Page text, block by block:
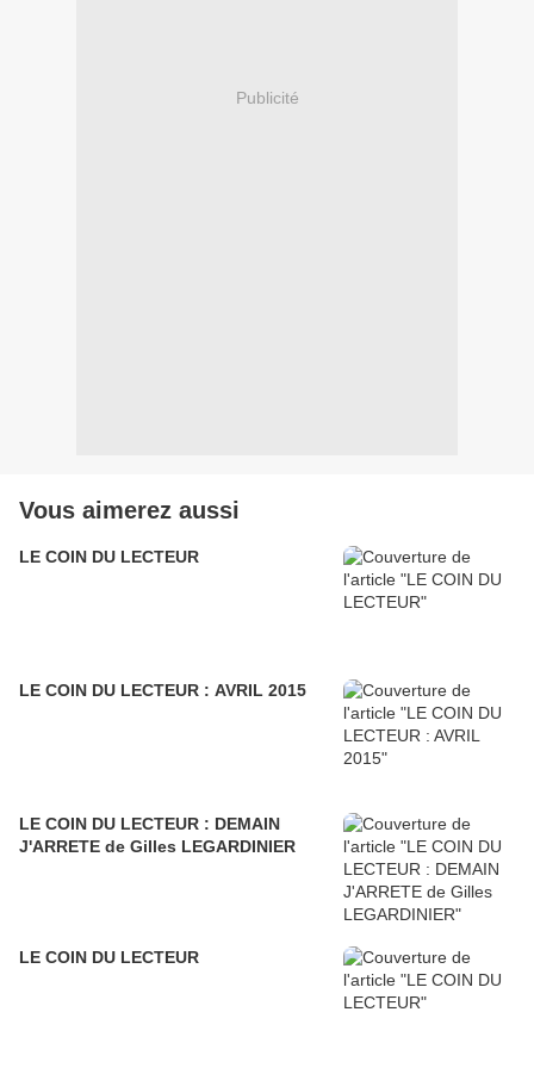
Publicité
Vous aimerez aussi
LE COIN DU LECTEUR
LE COIN DU LECTEUR : AVRIL 2015
LE COIN DU LECTEUR : DEMAIN
J'ARRETE de Gilles LEGARDINIER
LE COIN DU LECTEUR